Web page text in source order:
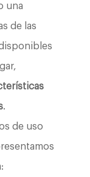
una
de las
.
de uso